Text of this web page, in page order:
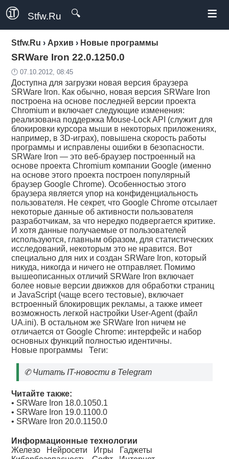
Stfw.Ru 🔍 ≡
Stfw.Ru › Архив › Новые программы
SRWare Iron 22.0.1250.0
🕛 07.10.2012, 08:45
Доступна для загрузки новая версия браузера
SRWare Iron. Как обычно, новая версия SRWare Iron
построена на основе последней версии проекта
Chromium и включает следующие изменения:
реализована поддержка Mouse-Lock API (служит для
блокировки курсора мыши в некоторых приложениях,
например, в 3D-играх), повышена скорость работы
программы и исправлены ошибки в безопасности.
SRWare Iron — это веб-браузер построенный на
основе проекта Chromium компании Google (именно
на основе этого проекта построен популярный
браузер Google Chrome). Особенностью этого
браузера является упор на конфиденциальность
пользователя. Не секрет, что Google Chrome отсылает
некоторые данные об активности пользователя
разработчикам, за что нередко подвергается критике.
И хотя данные получаемые от пользователей
используются, главным образом, для статистических
исследований, некоторым это не нравится. Вот
специально для них и создан SRWare Iron, который
никуда, никогда и ничего не отправляет. Помимо
вышеописанных отличий SRWare Iron включает
более новые версии движков для обработки страниц
и JavaScript (чаще всего тестовые), включает
встроенный блокировщик рекламы, а также имеет
возможность легкой настройки User-Agent (файл
UA.ini). В остальном же SRWare Iron ничем не
отличается от Google Chrome: интерфейс и набор
основных функций полностью идентичны.
Новые программы Теги:
✆Читать IT-новости в Telegram
Читайте также:
• SRWare Iron 18.0.1050.1
• SRWare Iron 19.0.1100.0
• SRWare Iron 20.0.1150.0
Информационные технологии
Железо
Нейросети Игры
Гаджеты